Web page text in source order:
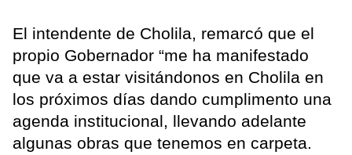
El intendente de Cholila, remarcó que el
propio Gobernador “me ha manifestado
que va a estar visitándonos en Cholila en
los próximos días dando cumplimento una
agenda institucional, llevando adelante
algunas obras que tenemos en carpeta.